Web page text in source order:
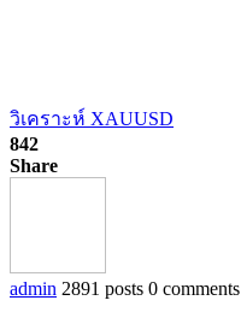
วิเคราะห์ XAUUSD
842
Share
admin 2891 posts 0 comments